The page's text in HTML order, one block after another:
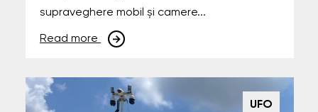
supraveghere mobil și camere...
Read more
UFO